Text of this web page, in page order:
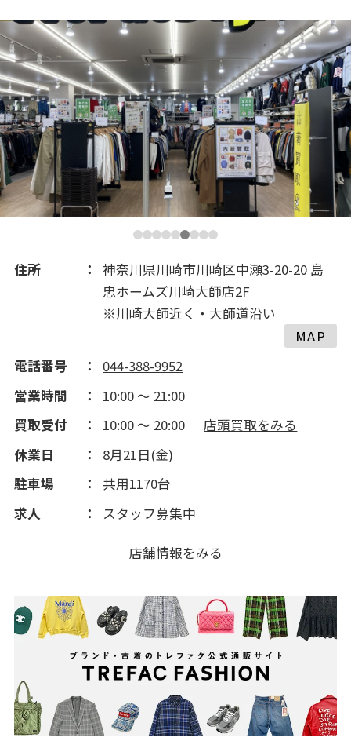
2021(445)
2020(217)
2019(238)
2018(243)
2017(305)
2016(194)
2015(237)
2014(202)
2013(50)
2012(143)
住所
神奈川県川崎市川崎区中瀬3-20-20 島
忠ホームズ川崎大師店2F
※川崎大師近く・大師道沿い
MAP
電話番号
044-388-9952
営業時間
10:00 ～ 21:00
買取受付
10:00 ～ 20:00
店頭買取をみる
休業日
8月21日(金)
駐車場
共用1170台
求人
スタッフ募集中
店舗情報をみる